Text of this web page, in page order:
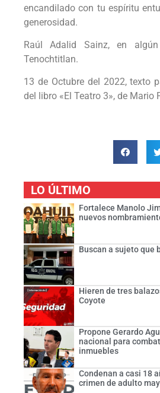
encandilado con tu espíritu
generosidad.
Raúl Adalid Sainz, en
Tenochtitlan.
13 de Octubre del 2022, texto
del libro «El Teatro 3», de Mario
LO ÚLTIMO
Fortalece Manolo
nuevos
Buscan a sujeto que
Hieren de tres
Coyote
Propone Gerardo
nacional para
inmuebles
Condenan a casi 18
crimen de adulto